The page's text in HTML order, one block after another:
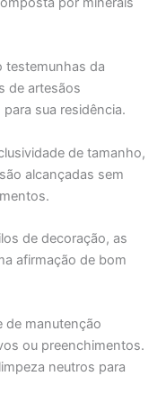
testemunhas da
de artesãos
sua residência.
de tamanho,
alcançadas sem
de decoração, as
afirmação de bom
de manutenção
ou preenchimentos.
neutros para